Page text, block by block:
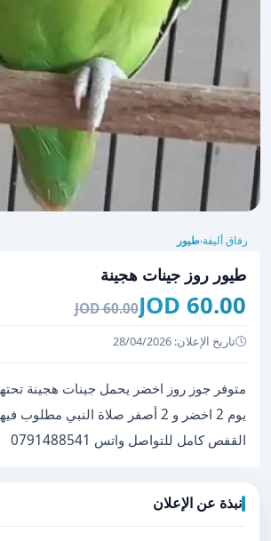
رفاق أليفة›طيور
طيور روز جينات هجينة
60.00 JOD
60.00 JOD
تاريخ الإعلان: 28/04/2026
القفص كامل للتواصل واتس 0791488541
نبذة عن الإعلان